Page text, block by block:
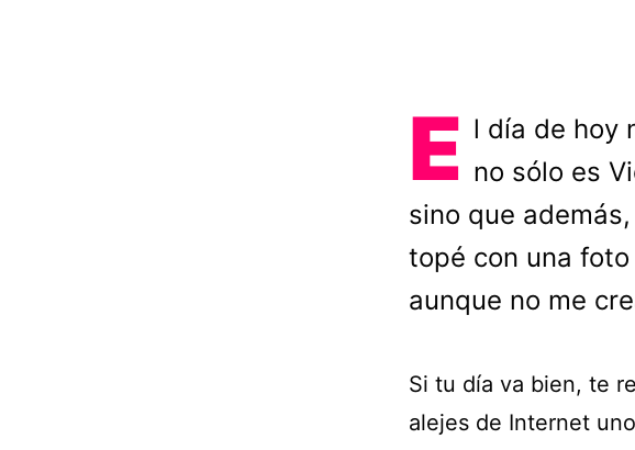
E l día de hoy
no sólo es
sino que
topé con una
aunque no me
Si tu día va bien, te
alejes de Internet